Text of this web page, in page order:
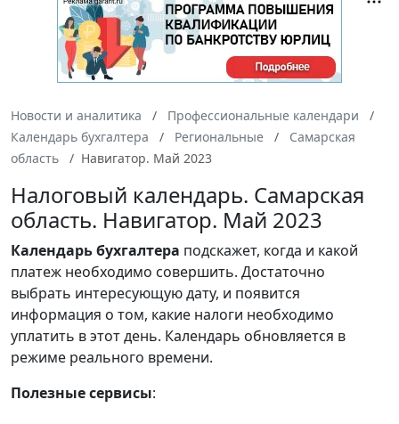
Новости и аналитика
Профессиональные календари
Календарь бухгалтера
Региональные
Самарская
область
Навигатор. Май 2023
Налоговый календарь. Самарская
область. Навигатор. Май 2023
Календарьбухгалтера подскажет, когда и какой
платеж необходимо совершить. Достаточно
выбрать интересующую дату, и появится
информация о том, какие налоги необходимо
уплатить в этот день. Календарь обновляется в
режиме реального времени.
Полезные сервисы: